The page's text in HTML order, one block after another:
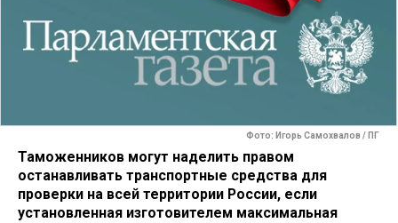
Фото: Игорь Самохвалов / ПГ
Таможенников могут наделить правом
останавливать транспортные средства для
проверки на всей территории России, если
установленная изготовителем максимальная